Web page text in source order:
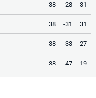
38 -28 31
38 -31 31
38 -33 27
38 -47 19